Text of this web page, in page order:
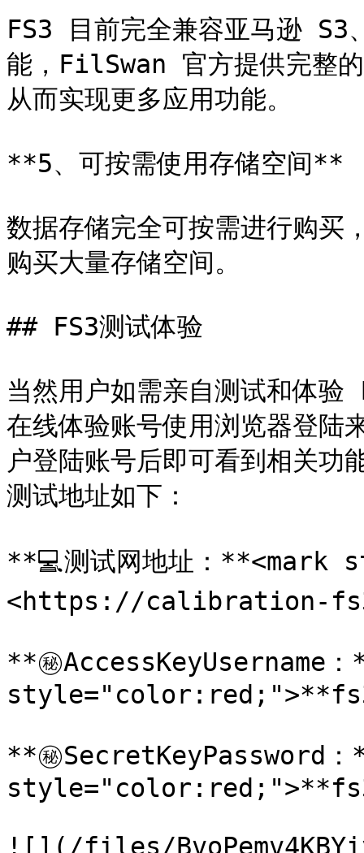
FS3 目前完全兼容亚马逊 S3
能，FilSwan 官方提供完整
从而实现更多应用功能。
**5、可按需使用存储空间**
数据存储完全可按需进行购买
购买大量存储空间。
## FS3测试体验
当然用户如需亲自测试和体
在线体验账号使用浏览器登
户登陆账号后即可看到相关功
测试地址如下：
**💻测试网地址：
<https://calibration-
**㊙️AccessKeyUsername
**㊙️SecretKeyPassword：
![](/files/